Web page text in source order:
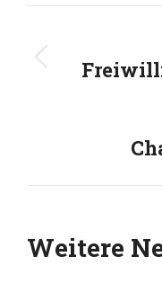
Weitere